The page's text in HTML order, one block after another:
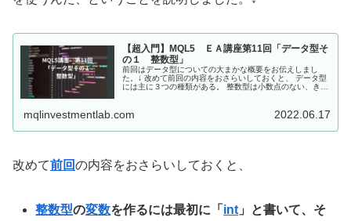
【超入門】MQL5 ＥＡ講座第11回「データ型そ
の１ 整数型」
前回はデータ型についての大まかな概要をお伝えしまし
た。↓ 改めて前回の内容をおさらいしておくと、 データ型
には主に３つの種類がある。 整数型は小数点のない、きり
mqlinvestmentlab.com 2022.06.17
改めて前回の内容をおさらいしておくと、
整数型の変数を作るには最初に「 int 」と書いて、そ